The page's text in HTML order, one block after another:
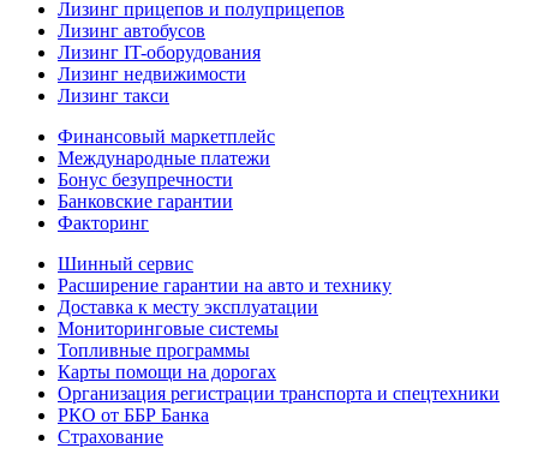
Лизинг прицепов и полуприцепов
Лизинг автобусов
Лизинг IT-оборудования
Лизинг недвижимости
Лизинг такси
Финансовый маркетплейс
Международные платежи
Бонус безупречности
Банковские гарантии
Факторинг
Шинный сервис
Расширение гарантии на авто и технику
Доставка к месту эксплуатации
Мониторинговые системы
Топливные программы
Карты помощи на дорогах
Организация регистрации транспорта и спецтехники
РКО от ББР Банка
Страхование